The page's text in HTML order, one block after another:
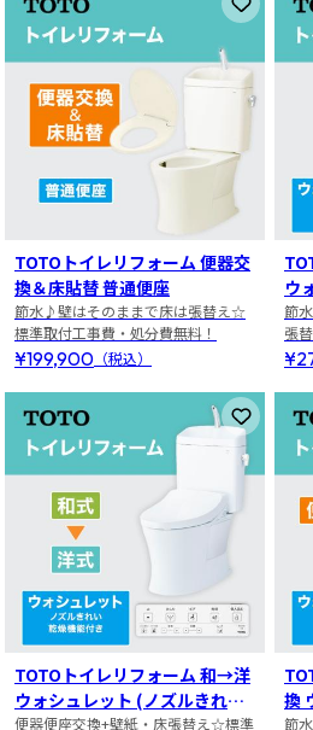
お気に入
TOTOトイレリフォーム 便器交
換＆床貼替 普通便座
節水♪壁はそのままで床は張替え☆
標準取付工事費・処分費無料！
¥199,900 （税込）
ウ
い
節
張
料！
お気に入
TOTOトイレリフォーム 和→洋
ウォシュレット (ノズルきれ
い・乾燥機能付き)
便器便座交換+壁紙・床張替え☆標準
換
い
節